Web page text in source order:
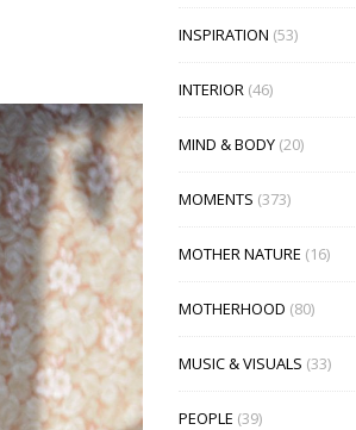
INSPIRATION (53)
INTERIOR (46)
MIND & BODY (20)
MOMENTS (373)
MOTHER NATURE (16)
MOTHERHOOD (80)
MUSIC & VISUALS (33)
PEOPLE (39)